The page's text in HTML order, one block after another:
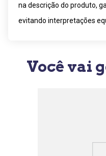
na descrição do produto,
evitando interpretações
Você vai